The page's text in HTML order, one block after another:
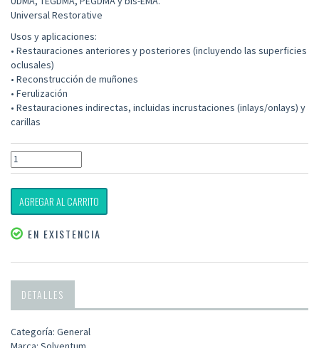
Universal Restorative
Usos y aplicaciones:
• Restauraciones anteriores y posteriores (incluyendo las superficies
oclusales)
• Reconstrucción de muñones
• Ferulización
• Restauraciones indirectas, incluidas incrustaciones (inlays/onlays) y
carillas
AGREGAR AL CARRITO
EN EXISTENCIA
DETALLES
Categoría: General